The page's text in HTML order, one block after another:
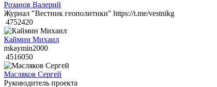
Розанов Валерий
Журнал "Вестник геополитики" https://t.me/vestnikg
4752420
Каймин Михаил
mkaymin2000
4516050
Масляков Сергей
Руководитель проекта